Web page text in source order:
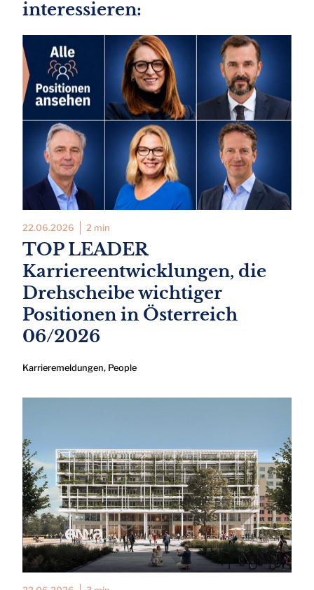
interessieren:
22.06.2026 2 min
TOP LEADER
Karriereentwicklungen, die
Drehscheibe wichtiger
Positionen in Österreich
06/2026
Karrieremeldungen, People